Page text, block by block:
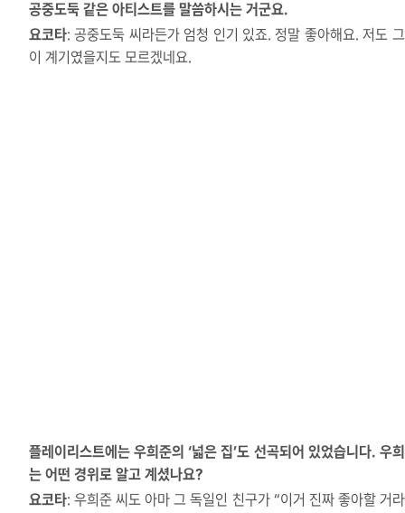
공중도둑 같은 아티스트를 말씀하시는 거군요.
요코타: 공중도둑 씨라든가 엄청 인기 있죠. 정말 좋아해요. 저도
이 계기였을지도 모르겠네요.
플레이리스트에는 우희준의 ‘넓은 집’도 선곡되어 있었습니다. 우
는 어떤 경위로 알고 계셨나요?
요코타: 우희준 씨도 아마 그 독일인 친구가 “이거 진짜 좋아할 거